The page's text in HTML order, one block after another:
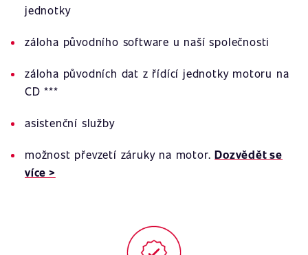
jednotky
záloha původního software u naší společnosti
záloha původních dat z řídící jednotky motoru na
CD ***
asistenční služby
možnost převzetí záruky na motor.Dozvědět se
více >